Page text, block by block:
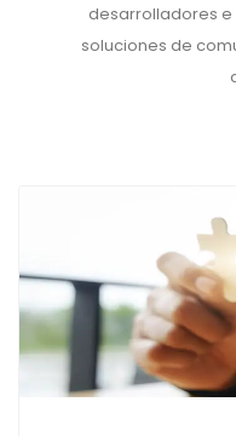
desarrolladores
soluciones de